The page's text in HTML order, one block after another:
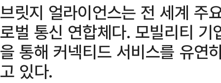
브릿지 얼라이언스는 전 세계 주
로벌 통신 연합체다. 모빌리티
을 통해 커넥티드 서비스를 유연
고 있다.